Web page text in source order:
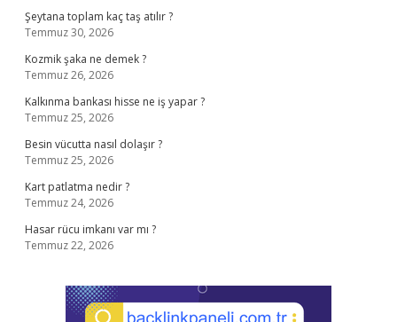
Şeytana toplam kaç taş atılır ?
Temmuz 30, 2026
Kozmik şaka ne demek ?
Temmuz 26, 2026
Kalkınma bankası hisse ne iş yapar ?
Temmuz 25, 2026
Besin vücutta nasıl dolaşır ?
Temmuz 25, 2026
Kart patlatma nedir ?
Temmuz 24, 2026
Hasar rücu imkanı var mı ?
Temmuz 22, 2026